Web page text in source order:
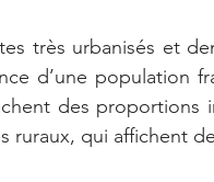
très urbanisés et
d’une population
des proportions
ruraux, qui affichent